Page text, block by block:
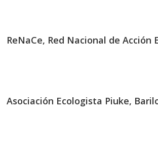
ReNaCe, Red Nacional de Acción
Asociación Ecologista Piuke,